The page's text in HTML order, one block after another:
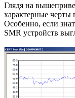
Глядя на
характерные черты
Особенно, если
SMR устройств